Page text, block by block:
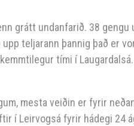
grátt undanfarið. 38 gengu
teljarann þannig það er
tími í Laugardalsá.
mesta veiðin er fyrir
í Leirvogsá fyrir hádegi 24